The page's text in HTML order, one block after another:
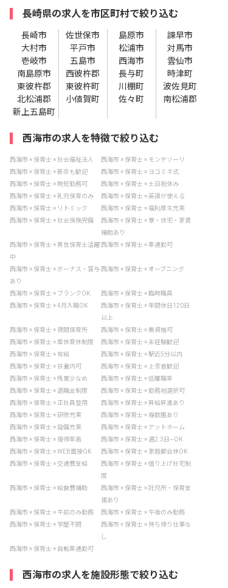
長崎県の求人を市区町村で絞り込む
長崎市 佐世保市 島原市
諫早市
大村市
平戸市 松浦市
対馬市
壱岐市
五島市 西海市
雲仙市
南島原市
西彼杵郡 長与町
時津町
東彼杵郡
東彼杵町 川棚町
波佐見町
北松浦郡
小値賀町 佐々町
南松浦郡
新上五島町
西海市の求人を特徴で絞り込む
西海市 × 保育士 × 社会福祉法人
西海市 × 保育士 × モンテソーリ
西海市 × 保育士 × 新卒も歓迎
西海市 × 保育士 × ヨコミネ式
西海市 × 保育士 × 時短勤務可
西海市 × 保育士 × 土日祝休み
西海市 × 保育士 × 乳児保育のみ
西海市 × 保育士 × 英語が使える
西海市 × 保育士 × リトミック
西海市 × 保育士 × 福利厚生充実
西海市 × 保育士 × 社会保険完備
西海市 × 保育士 × 寮・住宅・家賃
補助あり
西海市 × 保育士 × 男性保育士活躍
中
西海市 × 保育士 × 車通勤可
西海市 × 保育士 × ボーナス・賞与
あり
西海市 × 保育士 × オープニング
西海市 × 保育士 × ブランクOK
西海市 × 保育士 × 臨時職員
西海市 × 保育士 × 4月入職OK
西海市 × 保育士 × 年間休日120日
以上
西海市 × 保育士 × 夜間保育所
西海市 × 保育士 × 無資格可
西海市 × 保育士 × 産休育休制度
西海市 × 保育士 × 未経験歓迎
西海市 × 保育士 × 有給
西海市 × 保育士 × 駅近5分以内
西海市 × 保育士 × 扶養内可
西海市 × 保育士 × 上京者歓迎
西海市 × 保育士 × 残業少なめ
西海市 × 保育士 × 低離職率
西海市 × 保育士 × 退職金制度
西海市 × 保育士 × 勤務地選択可
西海市 × 保育士 × 正社員登用
西海市 × 保育士 × 昇給昇進あり
西海市 × 保育士 × 研修充実
西海市 × 保育士 × 複数園あり
西海市 × 保育士 × 設備充実
西海市 × 保育士 × アットホーム
西海市 × 保育士 × 復帰率高
西海市 × 保育士 × 週2.3日~OK
西海市 × 保育士 × WEB面接OK
西海市 × 保育士 × 家庭都合休OK
西海市 × 保育士 × 交通費支給
西海市 × 保育士 × 借り上げ社宅制
度
西海市 × 保育士 × 給食費補助
西海市 × 保育士 × 託児所・保育支
援あり
西海市 × 保育士 × 午前のみ勤務
西海市 × 保育士 × 午後のみ勤務
西海市 × 保育士 × 学歴不問
西海市 × 保育士 × 持ち帰り仕事な
し
西海市 × 保育士 × 自転車通勤可
西海市の求人を施設形態で絞り込む